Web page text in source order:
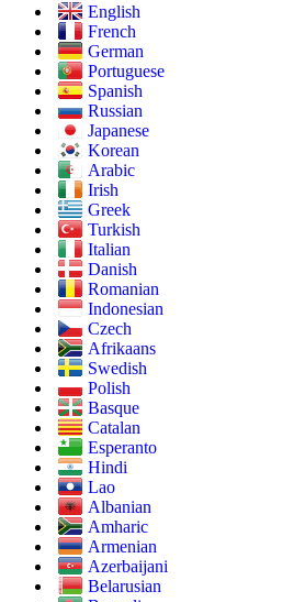
English
French
German
Portuguese
Spanish
Russian
Japanese
Korean
Arabic
Irish
Greek
Turkish
Italian
Danish
Romanian
Indonesian
Czech
Afrikaans
Swedish
Polish
Basque
Catalan
Esperanto
Hindi
Lao
Albanian
Amharic
Armenian
Azerbaijani
Belarusian